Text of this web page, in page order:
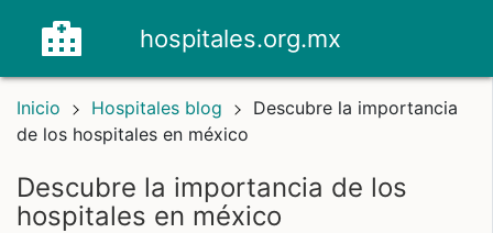
hospitales.org.mx
Inicio Hospitales blog
Descubre la importancia
de los hospitales en méxico
Descubre la importancia de los
hospitales en méxico